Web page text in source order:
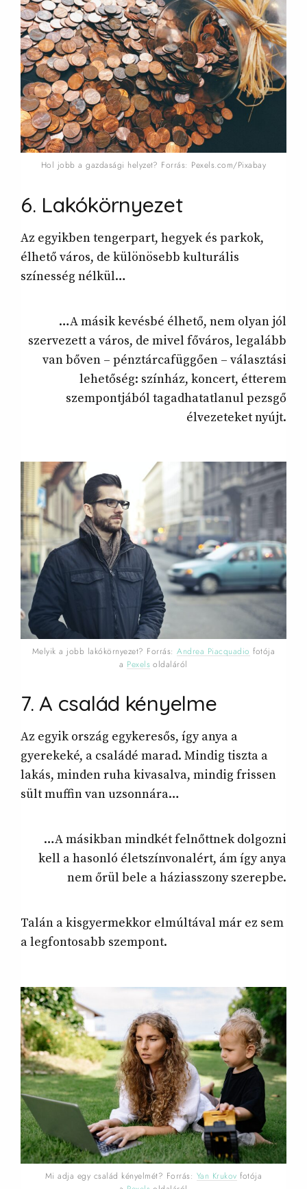
Hol jobb a gazdasági helyzet? Forrás: Pexels.com/Pixabay
6. Lakókörnyezet
Az egyikben tengerpart, hegyek és parkok,
élhető város, de különösebb kulturális
színesség nélkül…
…A másik kevésbé élhető, nem olyan jól
szervezett a város, de mivel főváros, legalább
van bőven – pénztárcafüggően – választási
lehetőség: színház, koncert, étterem
szempontjából tagadhatatlanul pezsgő
élvezeteket nyújt.
Melyik a jobb lakókörnyezet? Forrás:Andrea Piacquadio fotója
a Pexels oldaláról
7. A család kényelme
Az egyik ország egykeresős, így anya a
gyerekeké, a családé marad. Mindig tiszta a
lakás, minden ruha kivasalva, mindig frissen
sült muffin van uzsonnára…
…A másikban mindkét felnőttnek dolgozni
kell a hasonló életszínvonalért, ám így anya
nem őrül bele a háziasszony szerepbe.
Talán a kisgyermekkor elmúltával már ez sem
a legfontosabb szempont.
Mi adja egy család kényelmét? Forrás: Yan Krukov fotója